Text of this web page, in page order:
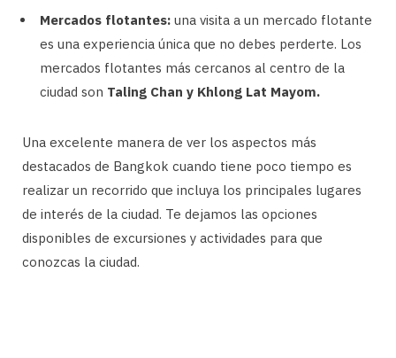
Mercados flotantes: una visita a un mercado flotante
es una experiencia única que no debes perderte. Los
mercados flotantes más cercanos al centro de la
ciudad son Taling Chan y Khlong Lat Mayom.
Una excelente manera de ver los aspectos más
destacados de Bangkok cuando tiene poco tiempo es
realizar un recorrido que incluya los principales lugares
de interés de la ciudad. Te dejamos las opciones
disponibles de excursiones y actividades para que
conozcas la ciudad.